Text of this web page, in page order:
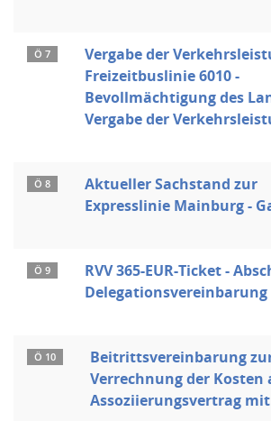
Ö 7
Vergabe der
Freizeitbuslinie 6010 -
Bevollmächtigung des
Vergabe der
Ö 8
Aktueller Sachstand zur
Expresslinie Mainburg -
Ö 9
RVV 365-EUR-Ticket -
Delegationsvereinbarung
Ö 10
Beitrittsvereinbarung
Verrechnung der Kosten
Assoziierungsvertrag mit